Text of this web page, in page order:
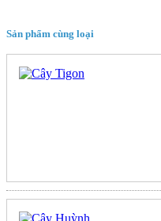
Sản phẩm cùng loại